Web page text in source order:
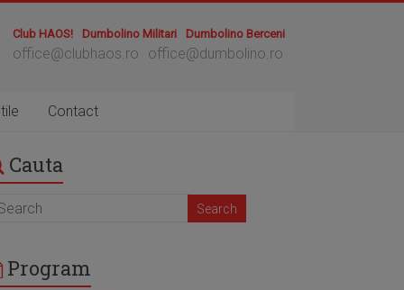
Dumbolino Berceni
Dumbolino Militari
Club HAOS!
office@clubhaos.ro office@dumbolino.ro
Contact
Cauta
Program